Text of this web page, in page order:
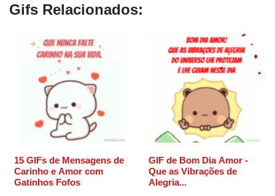
Gifs Relacionados:
15 GIFs de Mensagens de
Carinho e Amor com
Gatinhos Fofos
GIF de Bom Dia Amor -
Que as Vibrações de
Alegria...